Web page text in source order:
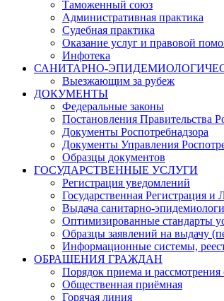
Таможенный союз
Административная практика
Судебная практика
Оказание услуг и правовой
Инфотека
САНИТАРНО-
Выезжающим за рубеж
ДОКУМЕНТЫ
Федеральные законы
Постановления Правительства
Документы Роспотребнадзора
Документы Управления
Образцы документов
ГОСУДАРСТВЕННЫЕ УСЛУГИ
Регистрация уведомлений
Государственная Регистрация и
Выдача санитарно-
Оптимизированные стандарты
Образцы заявлений на выдачу
Информационные системы,
ОБРАЩЕНИЯ ГРАЖДАН
Порядок приема и
Общественная приёмная
Горячая линия